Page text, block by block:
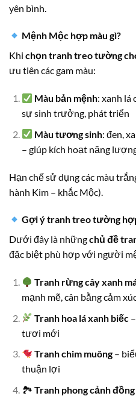
yên bình.
Mệnh Mộc hợp màu gì?
Khi chọn tranh treo tường
ưu tiên các gam màu:
Màu bản mệnh: xanh lá
sự sinh trưởng, phát triển
Màu tương sinh: đen,
– giúp kích hoạt năng
Hạn chế sử dụng các màu
hành Kim – khắc Mộc).
Gợi ý tranh treo tường
Dưới đây là nhữngchủ đề
đặc biệt phù hợp với người
Tranh rừng cây xanh
mạnh mẽ, cân bằng cảm
Tranh hoa lá xanh biếc
tươi mới
Tranh chim muông –
thuận lợi
🏞 Tranh phong cảnh